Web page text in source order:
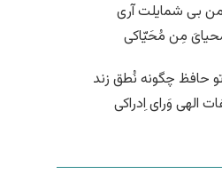
من بی شمایلت آری
مِن مُحَیّاکی
چگونه نُطق زند
الهی وَرای اِدراکی